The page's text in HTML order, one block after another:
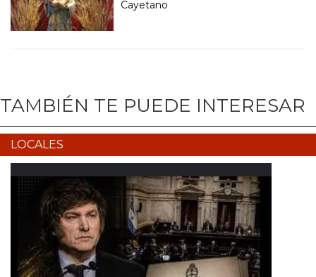
Cayetano
TAMBIÉN TE PUEDE INTERESAR
LOCALES